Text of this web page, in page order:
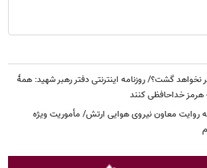
گشت؟/ روزنامه اینترنتی دفتر رهبر شهید: همۀ
هرمز خداحافظی کنند
مأموریت جنگ ۴۰ روزه به روایت معاون نیروی هوایی ارتش/ مأموریت ویژه